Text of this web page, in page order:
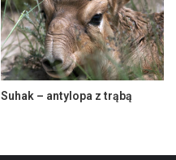
Suhak – antylopa z trąbą